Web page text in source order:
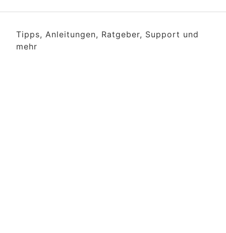
Tipps, Anleitungen, Ratgeber, Support und
mehr